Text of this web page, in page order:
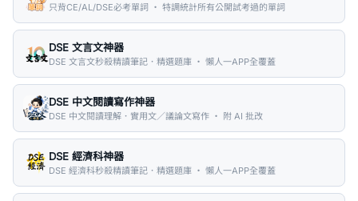
只背CE/AL/DSE必考單詞 ・ 特調統計所有公開試考過的單詞
DSE 文言文神器
DSE 文言文秒殺精讀筆記．精選題庫 ・ 懶人一APP全覆蓋
DSE 中文閱讀寫作神器
DSE 中文閱讀理解．實用文／議論文寫作 ・ 附 AI 批改
DSE 經濟科神器
DSE 經濟科秒殺精讀筆記．精選題庫 ・ 懶人一APP全覆蓋